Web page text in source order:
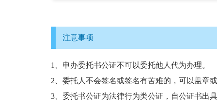
注意事项
1、申办委托书公证不可以委托他人代为办理。
2、委托人不会签名或签名有苦难的，可以盖章
3、委托书公证为法律行为类公证，自公证书出